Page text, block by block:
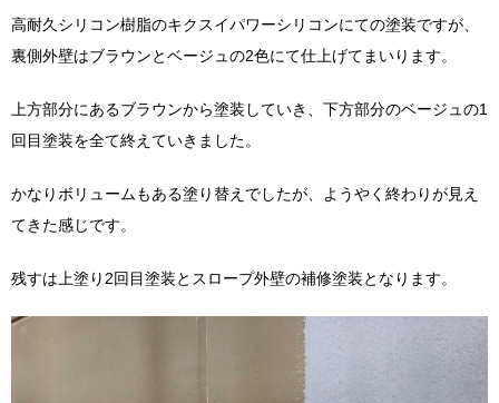
高耐久シリコン樹脂のキクスイパワーシリコンにての塗装ですが、
裏側外壁はブラウンとベージュの2色にて仕上げてまいります。
上方部分にあるブラウンから塗装していき、下方部分のベージュの1
回目塗装を全て終えていきました。
かなりボリュームもある塗り替えでしたが、ようやく終わりが見え
てきた感じです。
残すは上塗り2回目塗装とスロープ外壁の補修塗装となります。